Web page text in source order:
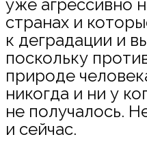
уже агрессивно
странах и
к деградации и
поскольку
природе
никогда и ни у
не получалось.
и сейчас.